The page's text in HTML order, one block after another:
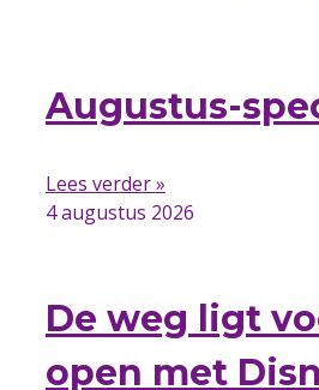
Augustus-
Lees verder »
4 augustus 2026
De weg ligt
open met